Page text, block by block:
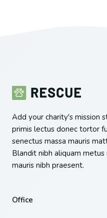
Add your charity's mission
primis lectus donec tortor
senectus massa mauris
Blandit nibh aliquam metus
mauris nibh praesent.
Office